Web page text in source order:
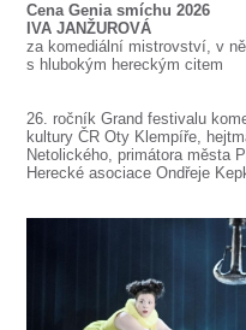
Cena Genia smíchu 2026
IVA JANŽUROVÁ
za komediální mistrovství, v
s hlubokým hereckým citem
26. ročník Grand festivalu
kultury ČR Oty Klempíře,
Netolického, primátora města
Herecké asociace Ondřeje